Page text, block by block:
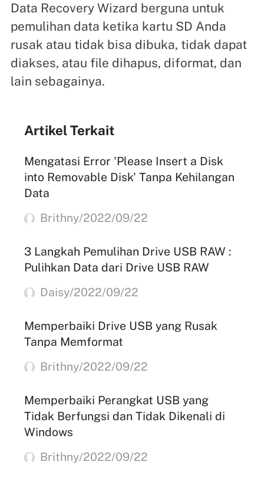
Data Recovery Wizard berguna untuk
pemulihan data ketika kartu SD Anda
rusak atau tidak bisa dibuka, tidak dapat
diakses, atau file dihapus, diformat, dan
lain sebagainya.
Artikel Terkait
Mengatasi Error 'Please Insert a Disk
into Removable Disk' Tanpa Kehilangan
Data
Brithny/2022/09/22
3 Langkah Pemulihan Drive USB RAW :
Pulihkan Data dari Drive USB RAW
Daisy/2022/09/22
Memperbaiki Drive USB yang Rusak
Tanpa Memformat
Brithny/2022/09/22
Memperbaiki Perangkat USB yang
Tidak Berfungsi dan Tidak Dikenali di
Windows
Brithny/2022/09/22